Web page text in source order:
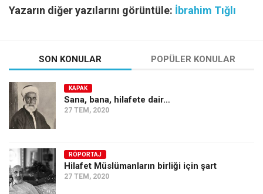
Yazarın diğer yazılarını görüntüle: İbrahim Tığlı
SON KONULAR POPÜLER KONULAR
KAPAK
Sana, bana, hilafete dair…
27 TEM, 2020
RÖPORTAJ
Hilafet Müslümanların birliği için şart
27 TEM, 2020